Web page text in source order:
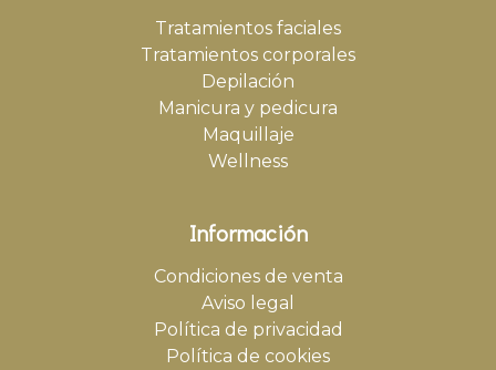
Tratamientos faciales
Tratamientos corporales
Depilación
Manicura y pedicura
Maquillaje
Wellness
Información
Condiciones de venta
Aviso legal
Política de privacidad
Política de cookies